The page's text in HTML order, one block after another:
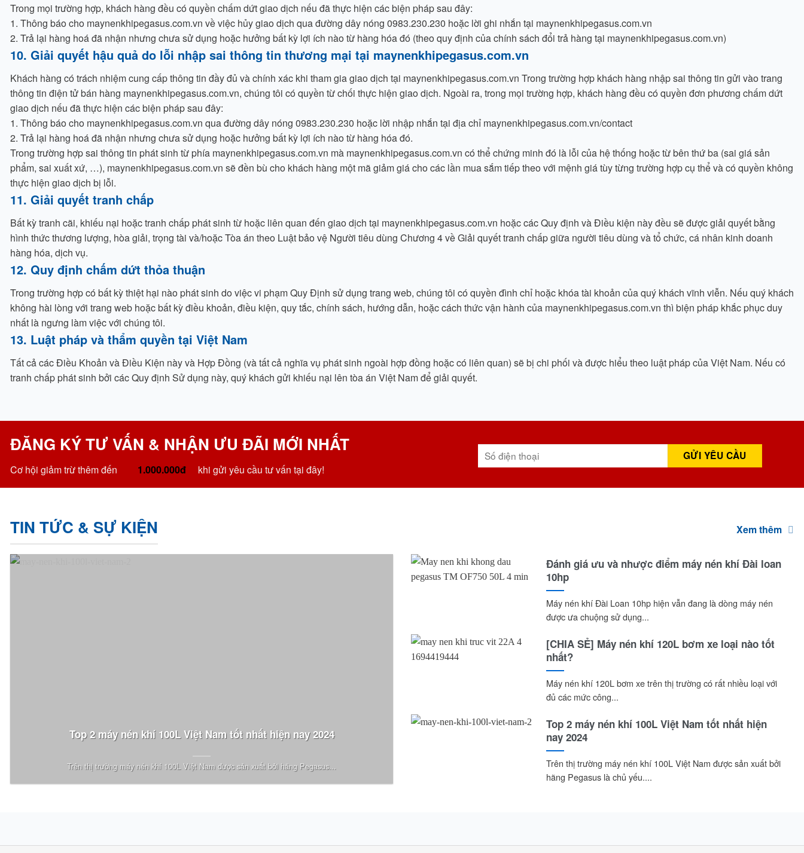
Trong mọi trường hợp, khách hàng đều có quyền chấm dứt giao dịch nếu đã thực hiện các biện pháp sau đây:
1. Thông báo cho maynenkhipegasus.com.vn về việc hủy giao dịch qua đường dây nóng 0983.230.230 hoặc lời ghi nhắn tại maynenkhipegasus.com.vn
2. Trả lại hàng hoá đã nhận nhưng chưa sử dụng hoặc hưởng bất kỳ lợi ích nào từ hàng hóa đó (theo quy định của chính sách đổi trả hàng tại maynenkhipegasus.com.vn)
10. Giải quyết hậu quả do lỗi nhập sai thông tin thương mại tại maynenkhipegasus.com.vn
Khách hàng có trách nhiệm cung cấp thông tin đầy đủ và chính xác khi tham gia giao dịch tại maynenkhipegasus.com.vn Trong trường hợp khách hàng nhập sai thông tin gửi vào trang
thông tin điện tử bán hàng maynenkhipegasus.com.vn, chúng tôi có quyền từ chối thực hiện giao dịch. Ngoài ra, trong mọi trường hợp, khách hàng đều có quyền đơn phương chấm dứt
giao dịch nếu đã thực hiện các biện pháp sau đây:
1. Thông báo cho maynenkhipegasus.com.vn qua đường dây nóng 0983.230.230 hoặc lời nhập nhắn tại địa chỉ maynenkhipegasus.com.vn/contact
2. Trả lại hàng hoá đã nhận nhưng chưa sử dụng hoặc hưởng bất kỳ lợi ích nào từ hàng hóa đó.
Trong trường hợp sai thông tin phát sinh từ phía maynenkhipegasus.com.vn mà maynenkhipegasus.com.vn có thể chứng minh đó là lỗi của hệ thống hoặc từ bên thứ ba (sai giá sản
phẩm, sai xuất xứ, …), maynenkhipegasus.com.vn sẽ đền bù cho khách hàng một mã giảm giá cho các lần mua sắm tiếp theo với mệnh giá tùy từng trường hợp cụ thể và có quyền không
thực hiện giao dịch bị lỗi.
11. Giải quyết tranh chấp
Bất kỳ tranh cãi, khiếu nại hoặc tranh chấp phát sinh từ hoặc liên quan đến giao dịch tại maynenkhipegasus.com.vn hoặc các Quy định và Điều kiện này đều sẽ được giải quyết bằng
hình thức thương lượng, hòa giải, trọng tài và/hoặc Tòa án theo Luật bảo vệ Người tiêu dùng Chương 4 về Giải quyết tranh chấp giữa người tiêu dùng và tổ chức, cá nhân kinh doanh
hàng hóa, dịch vụ.
12. Quy định chấm dứt thỏa thuận
Trong trường hợp có bất kỳ thiệt hại nào phát sinh do việc vi phạm Quy Định sử dụng trang web, chúng tôi có quyền đình chỉ hoặc khóa tài khoản của quý khách vĩnh viễn. Nếu quý khách
không hài lòng với trang web hoặc bất kỳ điều khoản, điều kiện, quy tắc, chính sách, hướng dẫn, hoặc cách thức vận hành của maynenkhipegasus.com.vn thì biện pháp khắc phục duy
nhất là ngưng làm việc với chúng tôi.
13. Luật pháp và thẩm quyền tại Việt Nam
Tất cả các Điều Khoản và Điều Kiện này và Hợp Đồng (và tất cả nghĩa vụ phát sinh ngoài hợp đồng hoặc có liên quan) sẽ bị chi phối và được hiểu theo luật pháp của Việt Nam. Nếu có
tranh chấp phát sinh bởi các Quy định Sử dụng này, quý khách gửi khiếu nại lên tòa án Việt Nam để giải quyết.
ĐĂNG KÝ TƯ VẤN & NHẬN ƯU ĐÃI MỚI NHẤT
Cơ hội giảm trừ thêm đến 1.000.000đ khi gửi yêu cầu tư vấn tại đây!
TIN TỨC & SỰ KIỆN Xem thêm
Top 2 máy nén khí 100L Việt Nam tốt nhất hiện nay 2024
Trên thị trường máy nén khí 100L Việt Nam được sản xuất bởi hãng Pegasus...
Đánh giá ưu và nhược điểm máy nén khí Đài loan
10hp
Máy nén khí Đài Loan 10hp hiện vẫn đang là dòng máy nén
được ưa chuộng sử dụng...
[CHIA SẺ] Máy nén khí 120L bơm xe loại nào tốt
nhất?
Máy nén khí 120L bơm xe trên thị trường có rất nhiều loại với
đủ các mức công...
Top 2 máy nén khí 100L Việt Nam tốt nhất hiện
nay 2024
Trên thị trường máy nén khí 100L Việt Nam được sản xuất bởi
hãng Pegasus là chủ yếu....